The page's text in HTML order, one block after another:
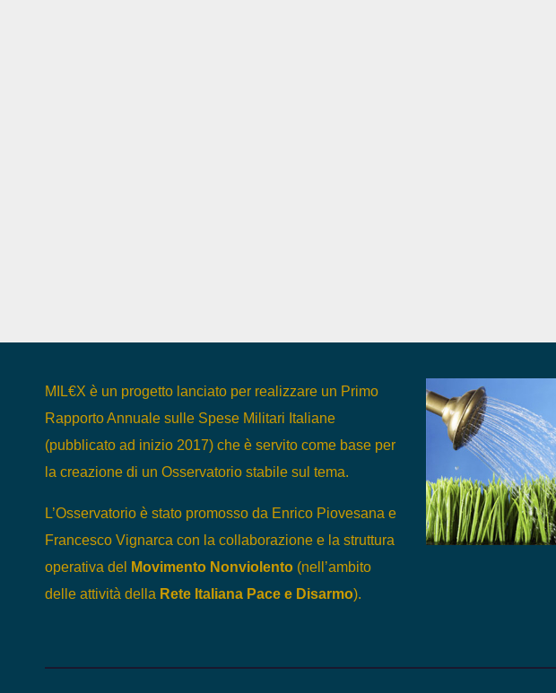
MIL€X è un progetto lanciato per realizzare un Primo
Rapporto Annuale sulle Spese Militari Italiane
(pubblicato ad inizio 2017) che è servito come base per
la creazione di un Osservatorio stabile sul tema.
L’Osservatorio è stato promosso da Enrico Piovesana e
Francesco Vignarca con la collaborazione e la struttura
operativa del
Movimento Nonviolento (nell’ambito
delle attività della Rete Italiana Pace e Disarmo).